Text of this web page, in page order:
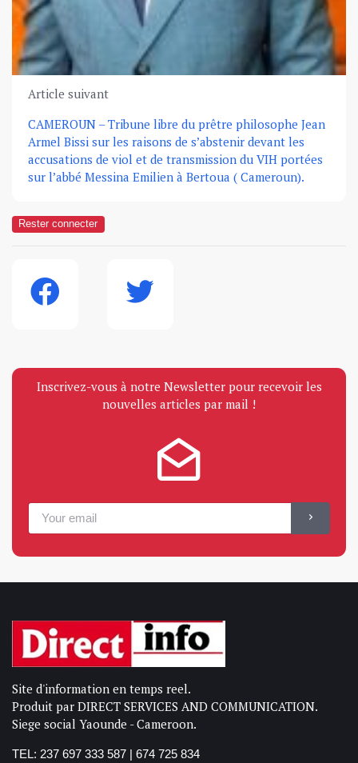
Article suivant
CAMEROUN – Tribune libre du prêtre philosophe Jean
Armel Bissi sur les raisons de s’abstenir devant les
accusations de viol et de transmission du VIH portées
sur l’abbé Messina Emilien à Bertoua ( Cameroun).
Rester connecter
Inscrivez-vous à notre Newsletter pour recevoir les
nouvelles articles par mail !
Site d'information en temps reel.
Produit par DIRECT SERVICES AND COMMUNICATION.
Siege social Yaounde - Cameroon.
TEL: 237 697 333 587 | 674 725 834